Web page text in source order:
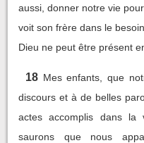
aussi, donner notre vie
voit son frère dans le
Dieu ne peut être présent
18 Mes enfants, que
discours et à de belles
actes accomplis dans la
saurons que nous